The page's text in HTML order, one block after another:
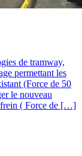
de tramway,
permettant les
(Force de 50
le nouveau
frein ( Force de […]